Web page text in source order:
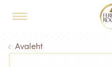
MAIN
Breadcrumb
Avaleht